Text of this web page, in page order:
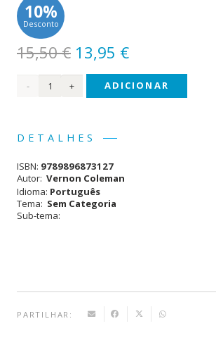
10%
Desconto
15,50€ O
preço
original
15,50 €.
13,95 €O
preço
atual
Quantidade
ADICIONAR
DETALHES
ISBN: 9789896873127
Autor: Vernon Coleman
Idioma: Português
Tema: Sem Categoria
Sub-tema:
PARTILHAR: